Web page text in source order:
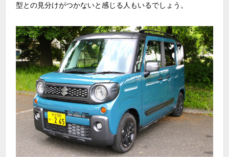
型との見分けがつかないと感じる人もいるでしょう。